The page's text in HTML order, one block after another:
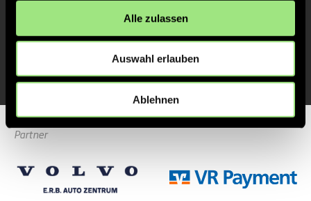
Alle zulassen
Auswahl erlauben
Ablehnen
Robin
Athletiktrainer*in
André
Chef-
Eric
Partner